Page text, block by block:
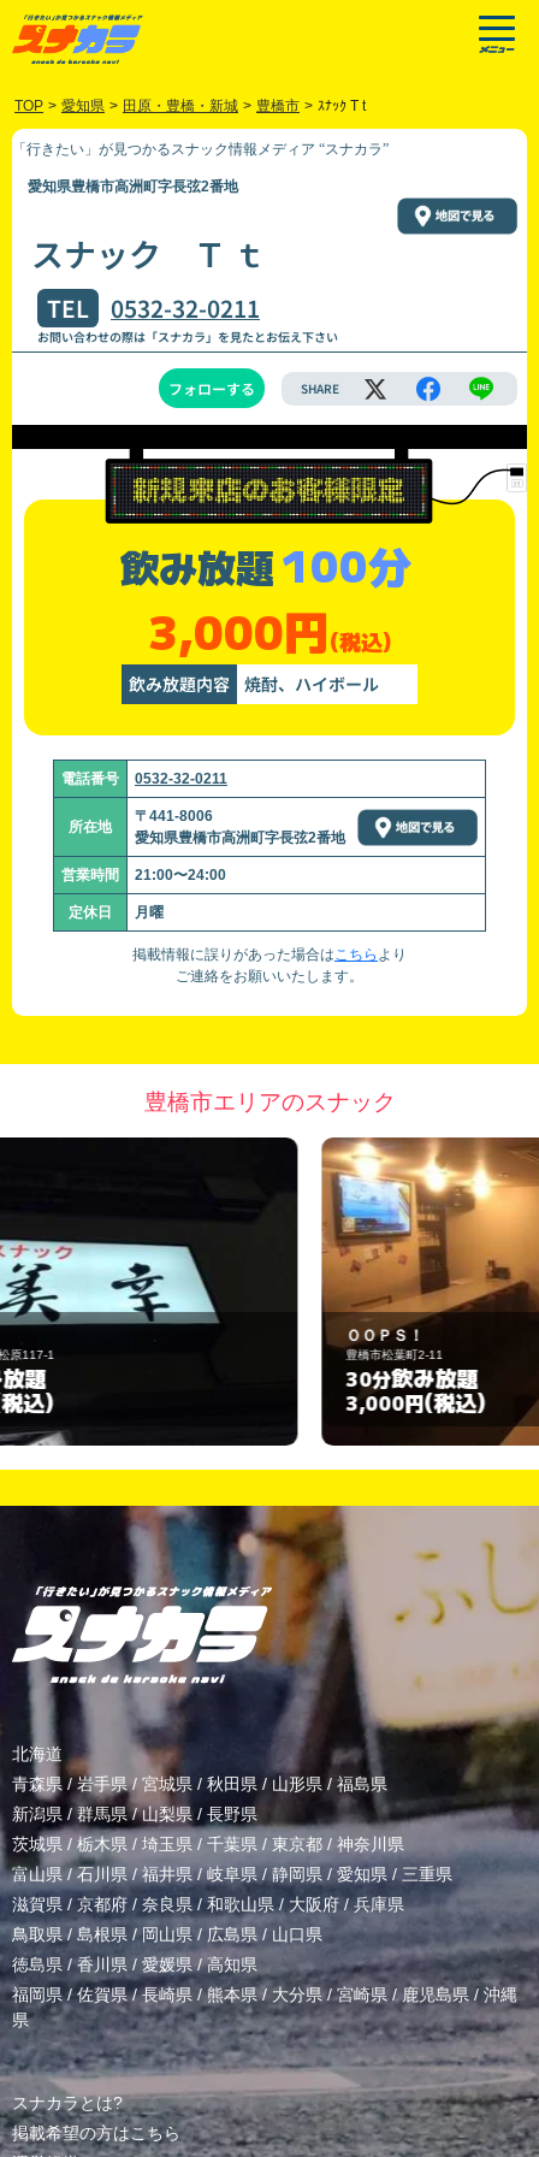
TOP > 愛知県 > 田原・豊橋・新城 > 豊橋市 > ｽﾅｯｸ T t
「行きたい」が見つかるスナック情報メディア “スナカラ”
愛知県豊橋市高洲町字長弦2番地
スナック Ｔ ｔ
TEL 0532-32-0211
お問い合わせの際は「スナカラ」を見たとお伝え下さい
フォローする SHARE
飲み放題100分
3,000円(税込)
飲み放題内容 焼酎、ハイボール
電話番号 0532-32-0211
所在地
〒441-8006
愛知県豊橋市高洲町字長弦2番地
営業時間 21:00〜24:00
定休日 月曜
掲載情報に誤りがあった場合はこちら より
ご連絡をお願いいたします。
豊橋市エリアのスナック
北海道
青森県 / 岩手県/ 宮城県 / 秋田県 / 山形県/ 福島県
新潟県 /群馬県/山梨県 / 長野県
茨城県 / 栃木県 / 埼玉県 / 千葉県 / 東京都 / 神奈川県
富山県 /石川県/福井県/岐阜県 / 静岡県 / 愛知県 / 三重県
滋賀県 / 京都府 / 奈良県 / 和歌山県/ 大阪府 /兵庫県
鳥取県/ 島根県 /岡山県/ 広島県 / 山口県
徳島県 /香川県 / 愛媛県/高知県
福岡県/佐賀県/長崎県 /熊本県/ 大分県/宮崎県 /鹿児島県 / 沖縄
県
スナカラとは?
掲載希望の方はこちら